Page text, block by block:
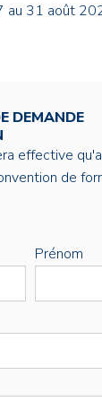
au 31 août
DEMANDE
effective
de
Prénom